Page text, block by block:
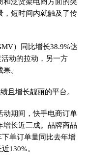
，短时间内就触及了传
）同比增长38.9%达
动的拉动，另一方
。
且增长靓丽的平台。
动期间，快手电商订单
增长近三成。品牌商品
单订单量同比去年增
130%。